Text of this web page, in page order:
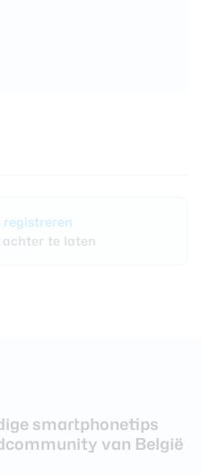
registreren
achter te laten
smartphonetips
van België